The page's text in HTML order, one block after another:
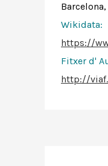
Wikidata:
https://
Fitxer d'
http://